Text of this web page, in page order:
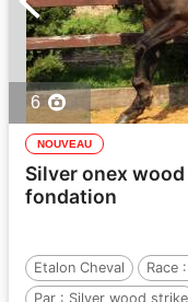
6
NOUVEAU
Silver onex
fondation
Etalon Cheval Race :
Par : Silver wood strike